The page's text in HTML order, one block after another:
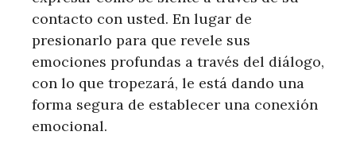
contacto con usted. En lugar de
presionarlo para que revele sus
emociones profundas a través del diálogo,
con lo que tropezará, le está dando una
forma segura de establecer una conexión
emocional.